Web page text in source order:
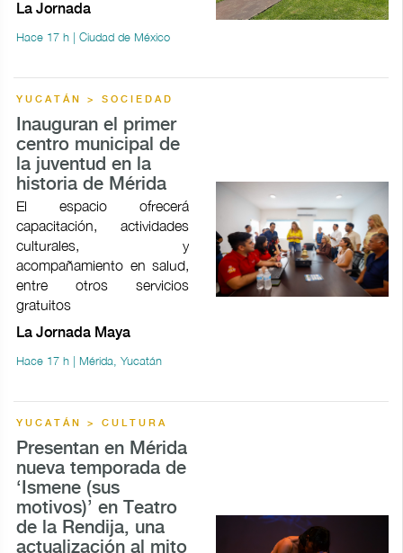
La Jornada
Hace 17 h | Ciudad de México
YUCATÁN > SOCIEDAD
Inauguran el primer
centro municipal de
la juventud en la
historia de Mérida
El espacio ofrecerá
capacitación, actividades
culturales, y
acompañamiento en salud,
entre otros servicios
gratuitos
La Jornada Maya
Hace 17 h | Mérida, Yucatán
YUCATÁN > CULTURA
Presentan en Mérida
nueva temporada de
‘Ismene (sus
motivos)’ en Teatro
de la Rendija, una
actualización al mito